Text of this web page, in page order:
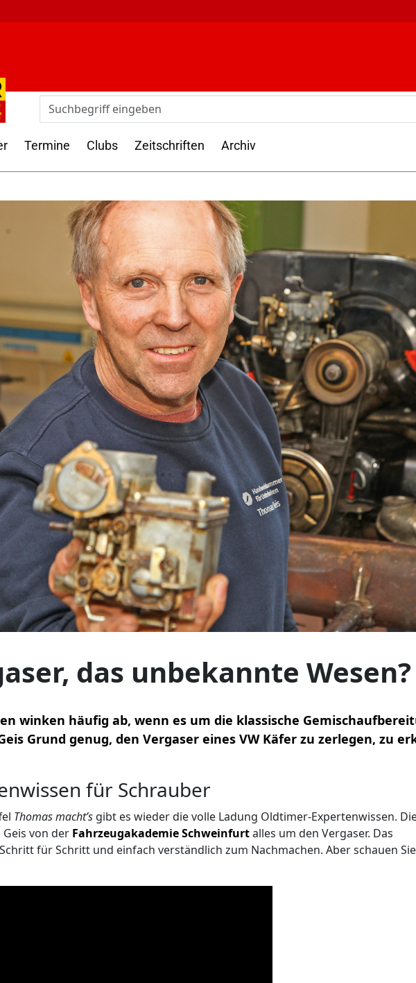
Termine Clubs Zeitschriften Archiv
das unbekannte Wesen?
winken häufig ab, wenn es um die klassische
Grund genug, den Vergaser eines VW Käfer zu zerlegen, zu
für Schrauber
Thomas macht’s gibt es wieder die volle Ladung Oldtimer-Expertenwissen.
von der Fahrzeugakademie Schweinfurtalles um den Vergaser. Das
für Schritt und einfach verständlich zum Nachmachen. Aber schauen